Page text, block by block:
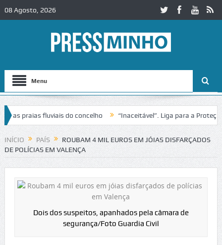
08 Agosto, 2026
Menu
praias fluviais do concelho “Inaceitável”. Liga para a Proteção da
INÍCIO PAÍS
ROUBAM 4 MIL EUROS EM JÓIAS DISFARÇADOS
DE POLÍCIAS EM VALENÇA
Dois dos suspeitos, apanhados pela câmara de
segurança/Foto Guardia Civil